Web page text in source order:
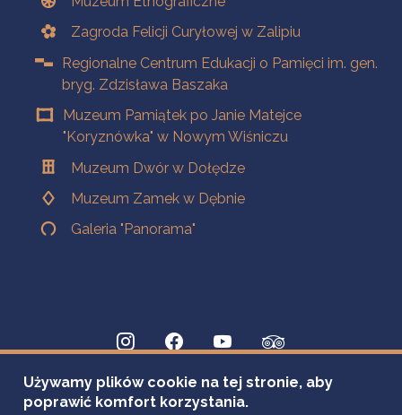
Zagroda Felicji Curyłowej w Zalipiu
Regionalne Centrum Edukacji o Pamięci im. gen.
bryg. Zdzisława Baszaka
Muzeum Pamiątek po Janie Matejce
"Koryznówka" w Nowym Wiśniczu
Muzeum Dwór w Dołędze
Muzeum Zamek w Dębnie
Galeria "Panorama"
Używamy plików cookie na tej stronie, aby
poprawić komfort korzystania.